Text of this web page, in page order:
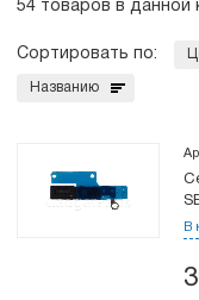
54 товаров в данной
Сортировать по:
Названию
В